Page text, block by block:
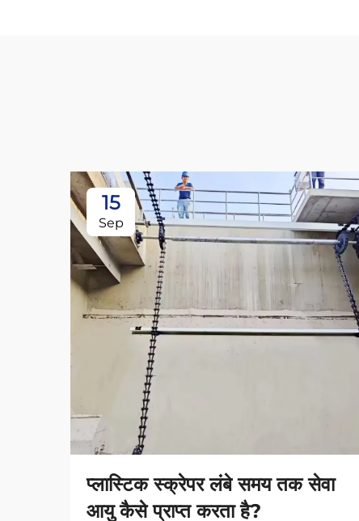
15
Sep
प्लास्टिक स्क्रेपर लंबे समय तक सेवा
आयु कैसे प्राप्त करता है?